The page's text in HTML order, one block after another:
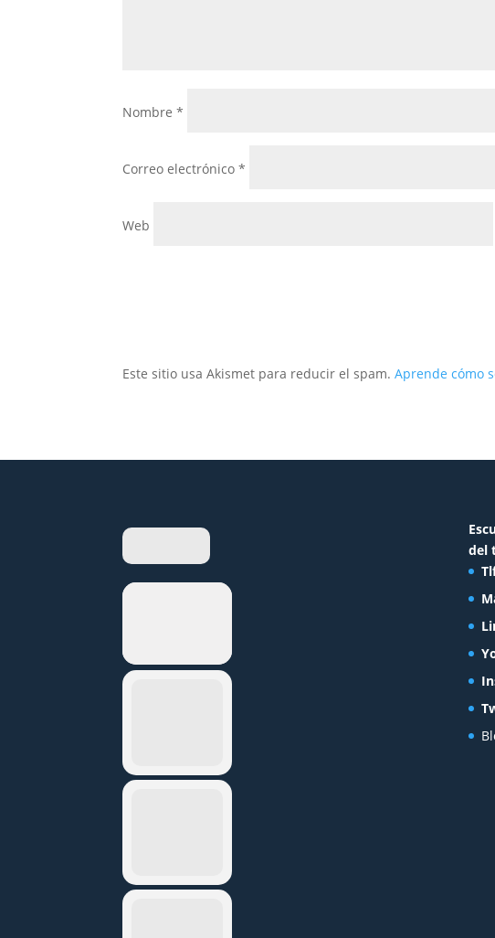
Nombre*
Correo electrónico*
Web
Este sitio usa Akismet para reducir el spam.Aprende cómo
del